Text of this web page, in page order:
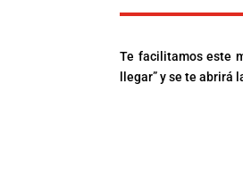
Te facilitamos este
llegar” y se te